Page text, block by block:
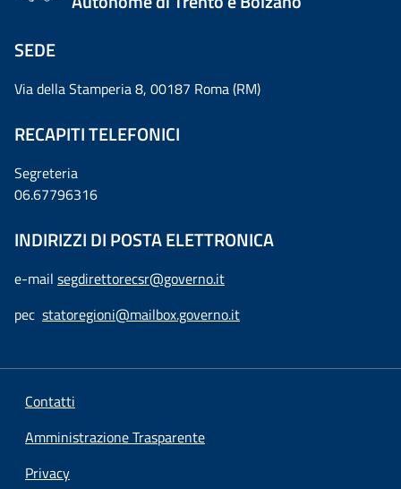
SEDE
Via della Stamperia 8, 00187 Roma (RM)
RECAPITI TELEFONICI
Segreteria
06.67796316
INDIRIZZI DI POSTA ELETTRONICA
e-mail segdirettorecsr@governo.it
pec statoregioni@mailbox.governo.it
Contatti
Amministrazione Trasparente
Privacy